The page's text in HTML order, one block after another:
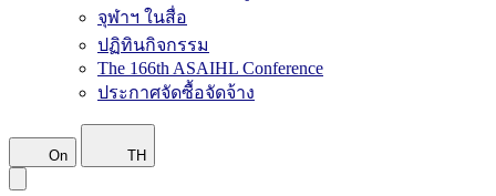
จุฬาฯ ในสื่อ
ปฏิทินกิจกรรม
The 166th ASAIHL Conference
ประกาศจัดซื้อจัดจ้าง
On TH